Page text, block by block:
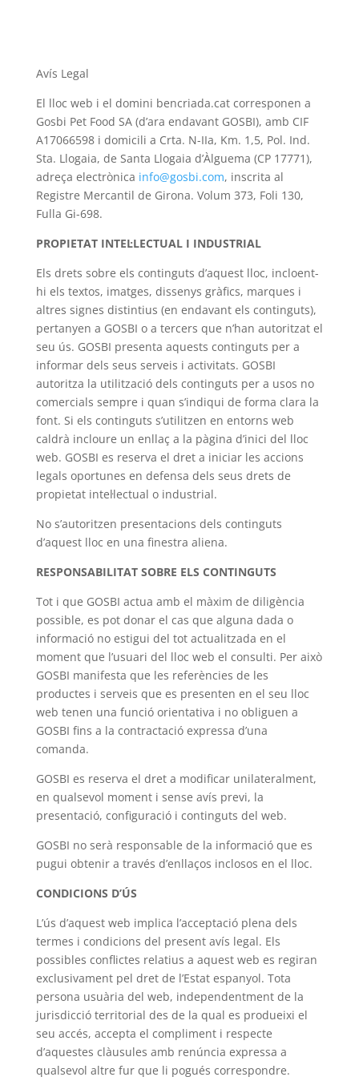
Avís Legal
El lloc web i el domini bencriada.cat corresponen a
Gosbi Pet Food SA (d’ara endavant GOSBI), amb CIF
A17066598 i domicili a Crta. N-IIa, Km. 1,5, Pol. Ind.
Sta. Llogaia, de Santa Llogaia d’Àlguema (CP 17771),
adreça electrònica info@gosbi.com, inscrita al
Registre Mercantil de Girona. Volum 373, Foli 130,
Fulla Gi-698.
PROPIETAT INTEL·LECTUAL I INDUSTRIAL
Els drets sobre els continguts d’aquest lloc, incloent-
hi els textos, imatges, dissenys gràfics, marques i
altres signes distintius (en endavant els continguts),
pertanyen a GOSBI o a tercers que n’han autoritzat el
seu ús. GOSBI presenta aquests continguts per a
informar dels seus serveis i activitats. GOSBI
autoritza la utilització dels continguts per a usos no
comercials sempre i quan s’indiqui de forma clara la
font. Si els continguts s’utilitzen en entorns web
caldrà incloure un enllaç a la pàgina d’inici del lloc
web. GOSBI es reserva el dret a iniciar les accions
legals oportunes en defensa dels seus drets de
propietat intel·lectual o industrial.
No s’autoritzen presentacions dels continguts
d’aquest lloc en una finestra aliena.
RESPONSABILITAT SOBRE ELS CONTINGUTS
Tot i que GOSBI actua amb el màxim de diligència
possible, es pot donar el cas que alguna dada o
informació no estigui del tot actualitzada en el
moment que l’usuari del lloc web el consulti. Per això
GOSBI manifesta que les referències de les
productes i serveis que es presenten en el seu lloc
web tenen una funció orientativa i no obliguen a
GOSBI fins a la contractació expressa d’una
comanda.
GOSBI es reserva el dret a modificar unilateralment,
en qualsevol moment i sense avís previ, la
presentació, configuració i continguts del web.
GOSBI no serà responsable de la informació que es
pugui obtenir a través d’enllaços inclosos en el lloc.
CONDICIONS D’ÚS
L’ús d’aquest web implica l’acceptació plena dels
termes i condicions del present avís legal. Els
possibles conflictes relatius a aquest web es regiran
exclusivament pel dret de l’Estat espanyol. Tota
persona usuària del web, independentment de la
jurisdicció territorial des de la qual es produeixi el
seu accés, accepta el compliment i respecte
d’aquestes clàusules amb renúncia expressa a
qualsevol altre fur que li pogués correspondre.